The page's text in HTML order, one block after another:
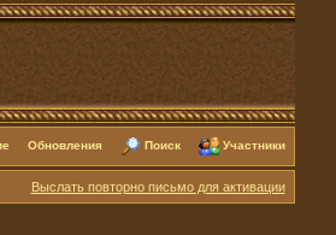
Обновления Поиск Участники
Выслать повторно письмо для активации